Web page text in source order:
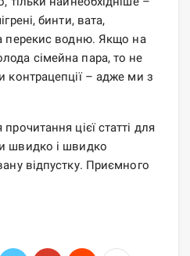
бинти, вата,
перекис водню. Якщо на
сімейна пара, то не
контрацепції – адже ми з
цієї статті для
швидко і швидко
відпустку. Приємного